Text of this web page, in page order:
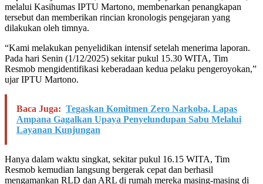
melalui Kasihumas IPTU Martono, membenarkan penangkapan
tersebut dan memberikan rincian kronologis pengejaran yang
dilakukan oleh timnya.
“Kami melakukan penyelidikan intensif setelah menerima laporan.
Pada hari Senin (1/12/2025) sekitar pukul 15.30 WITA, Tim
Resmob mengidentifikasi keberadaan kedua pelaku pengeroyokan,”
ujar IPTU Martono.
Baca Juga: Tegaskan Komitmen Zero Narkoba, Lapas
Ampana Gagalkan Upaya Penyelundupan Sabu Melalui
Layanan Kunjungan
Hanya dalam waktu singkat, sekitar pukul 16.15 WITA, Tim
Resmob kemudian langsung bergerak cepat dan berhasil
mengamankan RLD dan ARL di rumah mereka masing-masing di